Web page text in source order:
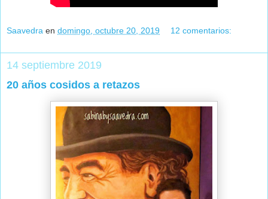
Saavedra en domingo, octubre 20, 2019 12 comentarios:
14 septiembre 2019
20 años cosidos a retazos